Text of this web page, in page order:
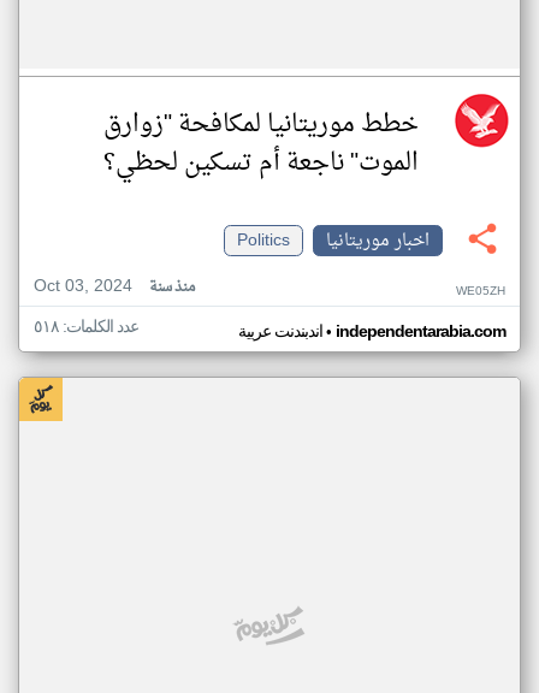
خطط موريتانيا لمكافحة "زوارق
الموت" ناجعة أم تسكين لحظي؟
اخبار موريتانيا
Politics
Oct 03, 2024
منذ سنة WE05ZH
اندبندنت عربية• independentarabia.com عدد الكلمات: ٥١٨